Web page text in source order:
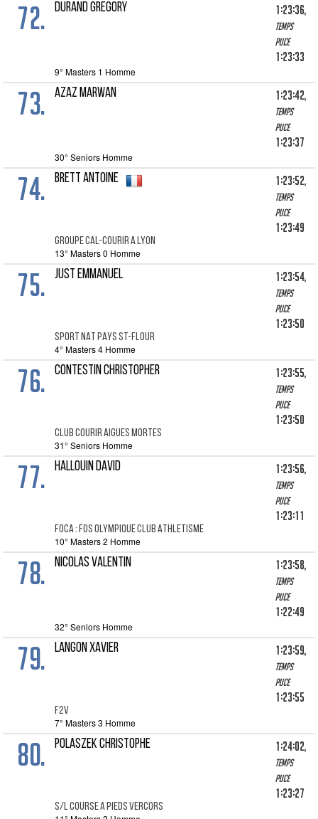
72. DURAND GREGORY 1:23:36,
Temps
puce
1:23:33
9° Masters 1 Homme
73. AZAZ MARWAN 1:23:42,
Temps
puce
1:23:37
30° Seniors Homme
74. BRETT ANTOINE
GROUPE CAL-COURIR A LYON
1:23:52,
Temps
puce
1:23:49
13° Masters 0 Homme
75. JUST EMMANUEL
SPORT NAT PAYS ST-FLOUR
1:23:54,
Temps
puce
1:23:50
4° Masters 4 Homme
76. CONTESTIN CHRISTOPHER
CLUB COURIR AIGUES MORTES
1:23:55,
Temps
puce
1:23:50
31° Seniors Homme
77. HALLOUIN DAVID
FOCA : FOS OLYMPIQUE CLUB ATHLETISME
1:23:56,
Temps
puce
1:23:11
10° Masters 2 Homme
78. NICOLAS VALENTIN 1:23:58,
Temps
puce
1:22:49
32° Seniors Homme
79. LANGON XAVIER
F2V
1:23:59,
Temps
puce
1:23:55
7° Masters 3 Homme
80. POLASZEK CHRISTOPHE
S/L COURSE A PIEDS VERCORS
1:24:02,
Temps
puce
1:23:27